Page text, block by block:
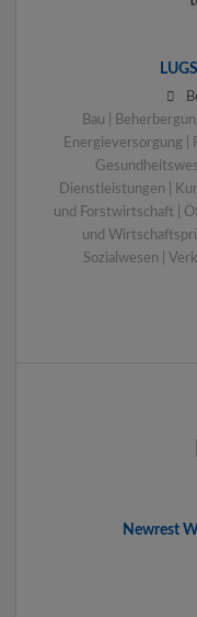
Bau |
Energieversorgung |
Dienstleistungen |
und Forstwirtschaft |
und
Sozialwesen |
Newrest